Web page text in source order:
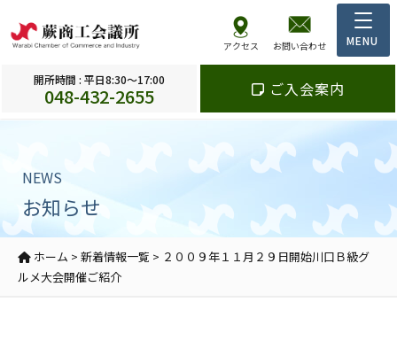
アクセス お問い合わせ
開所時間 : 平日8:30～17:00
048-432-2655 ご入会案内
NEWS
お知らせ
ホーム > 新着情報一覧 > ２００９年１１月２９日開始川口Ｂ級グ
ルメ大会開催ご紹介